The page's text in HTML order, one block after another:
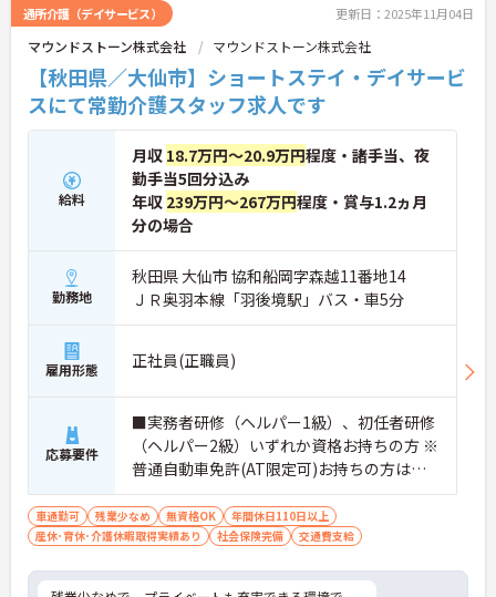
通所介護（デイサービス） 更新日：2025年11月04日
マウンドストーン株式会社 マウンドストーン株式会社
【秋田県／大仙市】ショートステイ・デイサービ
スにて常勤介護スタッフ求人です
給料
月収 18.7万円～20.9万円程度・諸手当、夜
勤手当5回分込み
年収 239万円～267万円程度・賞与1.2ヵ月
分の場合
勤務地
秋田県 大仙市 協和船岡字森越11番地14
ＪＲ奥羽本線「羽後境駅」バス・車5分
雇用形態 正社員(正職員)
応募要件
■実務者研修（ヘルパー1級）、初任者研修
（ヘルパー2級）いずれか資格お持ちの方 ※
普通自動車免許(AT限定可)お持ちの方は尚
良し
車通勤可 残業少なめ 無資格OK
年間休日110日以上
産休･育休･介護休暇取得実績あり
社会保険完備 交通費支給